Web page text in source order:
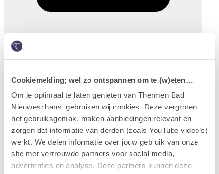
Cookiemelding; wel zo ontspannen om te (w)eten…
Om je optimaal te laten genieten van Thermen Bad
Nieuweschans, gebruiken wij cookies. Deze vergroten
het gebruiksgemak, maken aanbiedingen relevant en
zorgen dat informatie van derden (zoals YouTube video’s)
werkt. We delen informatie over jouw gebruik van onze
site met vertrouwde partners voor social media,
advertenties en analyse. Deze partners kunnen deze
Menu